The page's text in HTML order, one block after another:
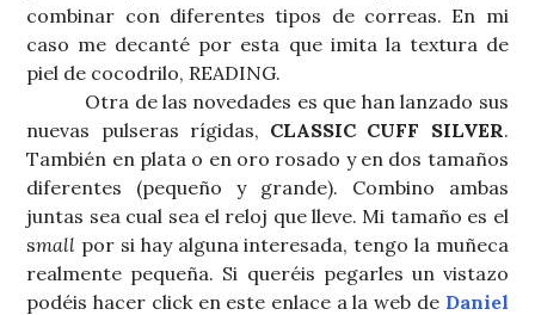
combinar con diferentes tipos de correas. En mi
caso me decanté por esta que imita la textura de
piel de cocodrilo, READING.
Otra de las novedades es que han lanzado sus
nuevas pulseras rígidas, CLASSIC CUFF SILVER.
También en plata o en oro rosado y en dos tamaños
diferentes (pequeño y grande). Combino ambas
juntas sea cual sea el reloj que lleve. Mi tamaño es el
small por si hay alguna interesada, tengo la muñeca
realmente pequeña. Si queréis pegarles un vistazo
podéis hacer click en este enlace a la web de Daniel